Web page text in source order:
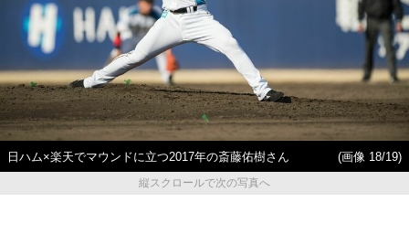
日ハム×楽天でマウンドに立つ2017年の斎藤佑樹さん
(画像 18/19)
縦スクロールで次の写真へ